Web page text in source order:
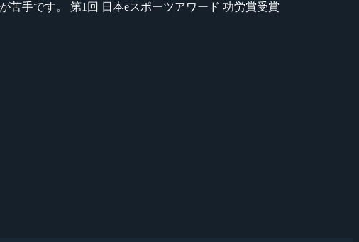
苦手です。 第1回 日本eスポーツアワード 功労賞受賞